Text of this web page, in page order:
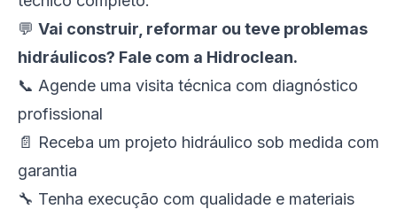
💬 Vai construir, reformar ou teve problemas
hidráulicos? Fale com a Hidroclean.
📞 Agende uma visita técnica com diagnóstico
profissional
📄 Receba um projeto hidráulico sob medida com
garantia
🔧 Tenha execução com qualidade e materiais